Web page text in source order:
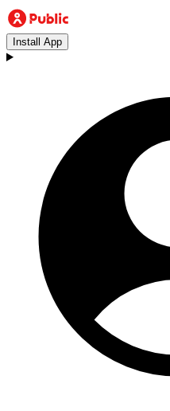
Install App